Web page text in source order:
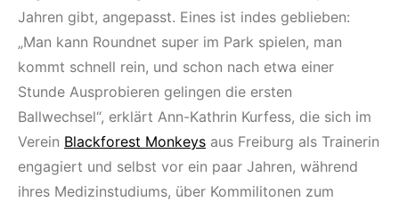
Jahren gibt, angepasst. Eines ist indes geblieben:
„Man kann Roundnet super im Park spielen, man
kommt schnell rein, und schon nach etwa einer
Stunde Ausprobieren gelingen die ersten
Ballwechsel“, erklärt Ann-Kathrin Kurfess, die sich im
Verein Blackforest Monkeys aus Freiburg als Trainerin
engagiert und selbst vor ein paar Jahren, während
ihres Medizinstudiums, über Kommilitonen zum